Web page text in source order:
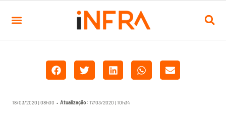
18/03/2020 | 08h00 • Atualização: 17/03/2020 | 10h34